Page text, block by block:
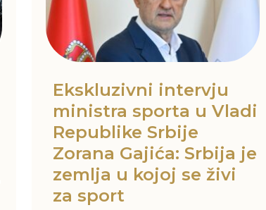
Ekskluzivni intervju
ministra sporta u Vladi
Republike Srbije
Zorana Gajića: Srbija je
zemlja u kojoj se živi
za sport